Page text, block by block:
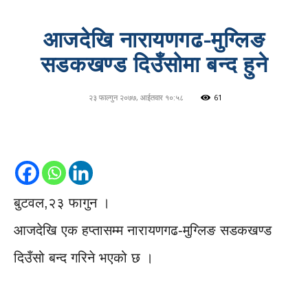
आजदेखि नारायणगढ-मुग्लिङ
सडकखण्ड दिउँसोमा बन्द हुने
२३ फाल्गुन २०७७, आईतवार १०:५८ 61
बुटवल,२३ फागुन ।
आजदेखि एक हप्तासम्म नारायणगढ-मुग्लिङ सडकखण्ड
दिउँसो बन्द गरिने भएको छ ।